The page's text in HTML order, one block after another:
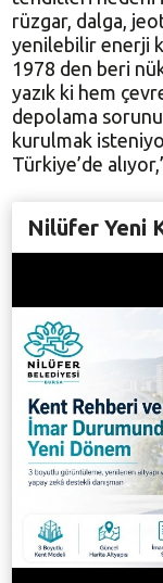
rüzgar, dalga,
yenilebilir enerji
1978 den beri
yazık ki hem
depolama
kurulmak
Türkiye’de
teknolojilerin,
doğurduğunu, bu
gördüğünü
olduğunu belirtti.
Uyar,
geliştiğini,
kazanan
ifade ederek,
örnek alması
enerjiye
örneğini
saatlerinde
enerjiler ile
Nilüfer Yeni